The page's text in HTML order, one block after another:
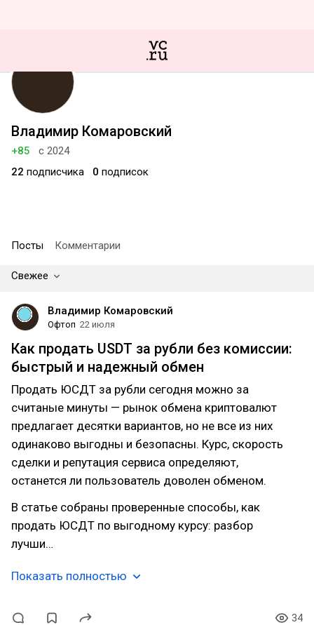
Владимир Комаровский
+85
с 2024
22 подписчика 0 подписок
Посты Комментарии
Свежее
Владимир Комаровский
Офтоп 22 июля
Как продать USDT за рубли без комиссии:
быстрый и надежный обмен
Продать ЮСДТ за рубли сегодня можно за
считаные минуты — рынок обмена криптовалют
предлагает десятки вариантов, но не все из них
одинаково выгодны и безопасны. Курс, скорость
сделки и репутация сервиса определяют,
останется ли пользователь доволен обменом.
В статье собраны проверенные способы, как
продать ЮСДТ по выгодному курсу: разбор
лучши…
Показать полностью
34